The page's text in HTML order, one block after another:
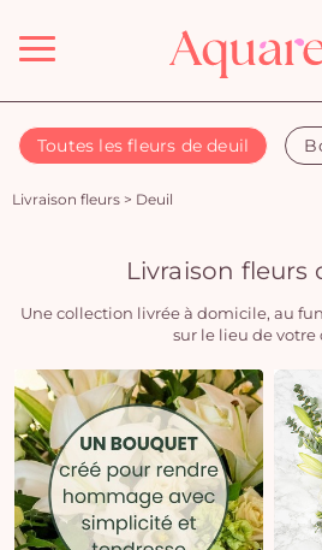
Menu
Toutes les fleurs de deuil
Livraison fleurs > Deuil
Livraison fleurs
Une collection livrée à domicile, au
sur le lieu de votre